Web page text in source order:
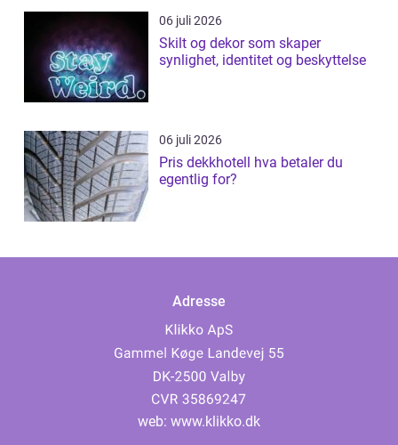
06 juli 2026
Skilt og dekor som skaper
synlighet, identitet og beskyttelse
06 juli 2026
Pris dekkhotell hva betaler du
egentlig for?
Adresse
web: www.klikko.dk